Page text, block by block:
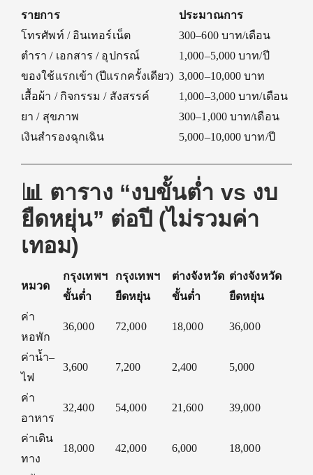
รายการ
ประมาณการ
โทรศัพท์ / อินเทอร์เน็ต
300–600 บาท/เดือน
ตำรา / เอกสาร / อุปกรณ์
1,000–5,000 บาท/ปี
ของใช้แรกเข้า (ปีแรกครั้งเดียว) 3,000–10,000 บาท
เสื้อผ้า / กิจกรรม / สังสรรค์
1,000–3,000 บาท/เดือน
ยา / สุขภาพ
300–1,000 บาท/เดือน
เงินสำรองฉุกเฉิน
5,000–10,000 บาท/ปี
📊 ตาราง “งบขั้นต่ำ vs งบ
ยืดหยุ่น” ต่อปี (ไม่รวมค่า
เทอม)
หมวด
กรุงเทพฯ
ขั้นต่ำ
กรุงเทพฯ
ยืดหยุ่น
ต่างจังหวัด
ขั้นต่ำ
ต่างจังหวัด
ยืดหยุ่น
ค่า
หอพัก
36,000 72,000 18,000 36,000
ค่าน้ำ–
ไฟ
3,600 7,200 2,400 5,000
ค่า
อาหาร
32,400 54,000 21,600 39,000
ค่าเดิน
ทาง
18,000 42,000 6,000 18,000